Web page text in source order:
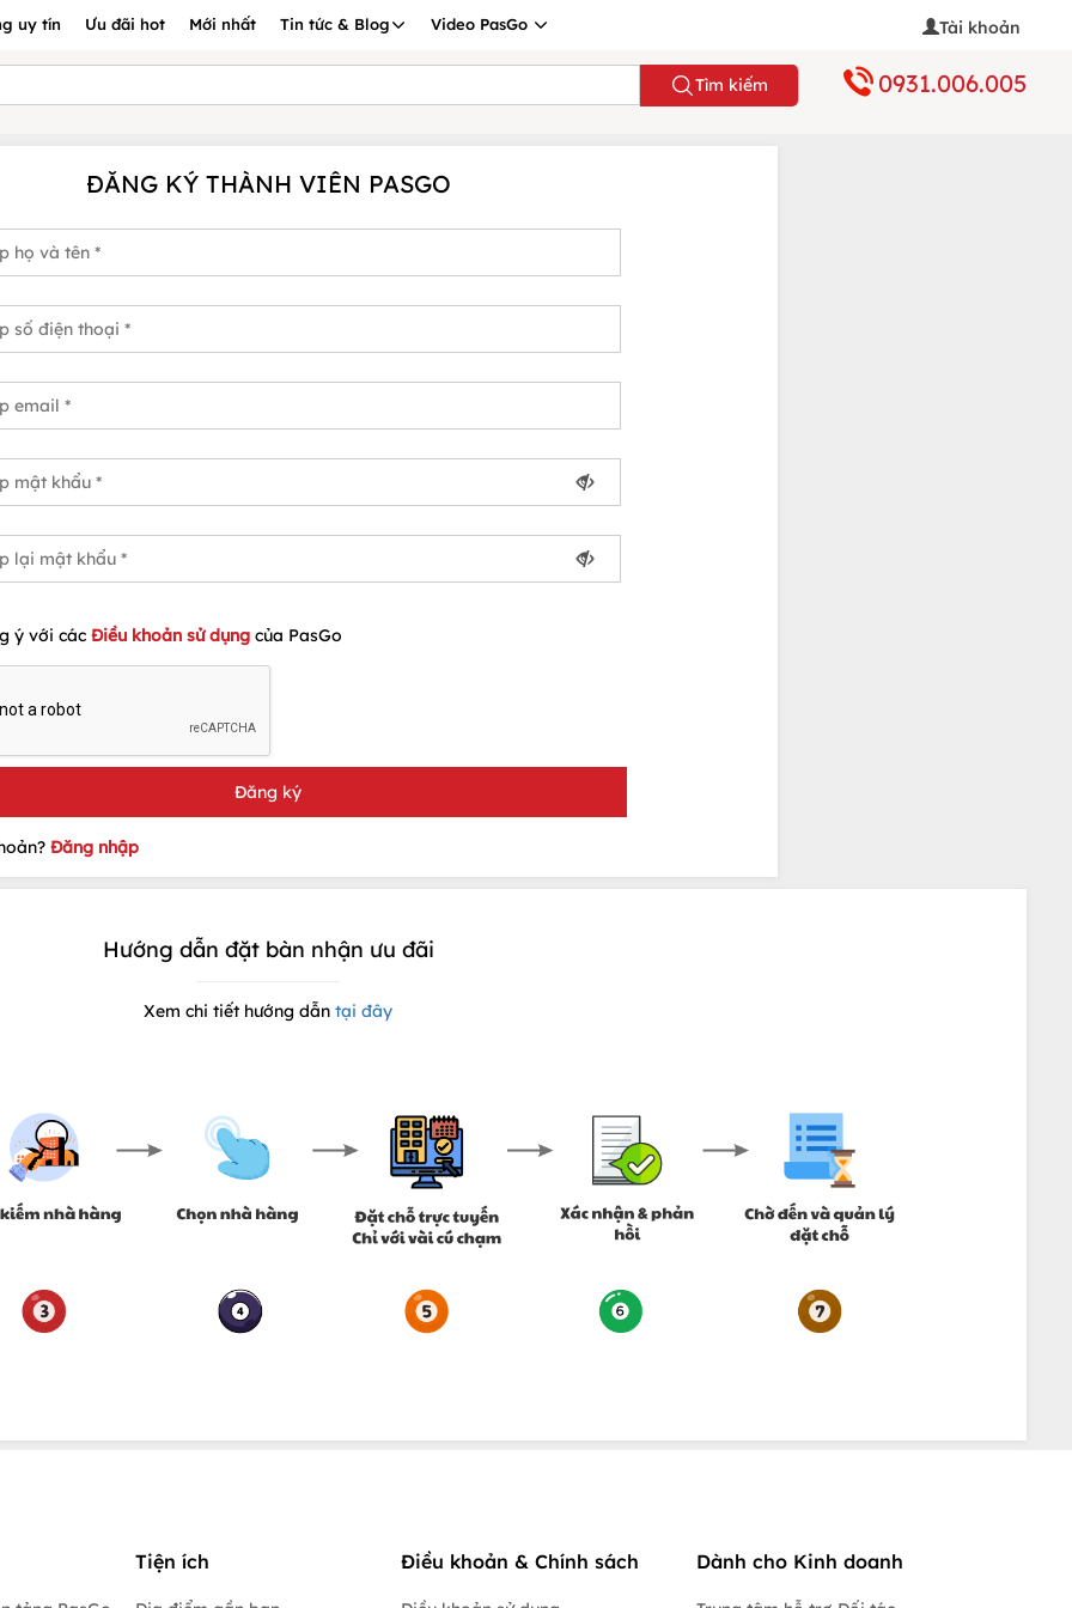
uy tín Ưu đãi hot Mới nhất Tin tức & Blog Video PasGo Tài khoản
Tìm kiếm 0931.006.005
ĐĂNG KÝ THÀNH VIÊN PASGO
ý với các Điều khoản sử dụng của PasGo
Đăng nhập
Hướng dẫn đặt bàn nhận ưu đãi
Xem chi tiết hướng dẫn tại đây
Tiện ích Điều khoản & Chính sách Dành cho Kinh doanh